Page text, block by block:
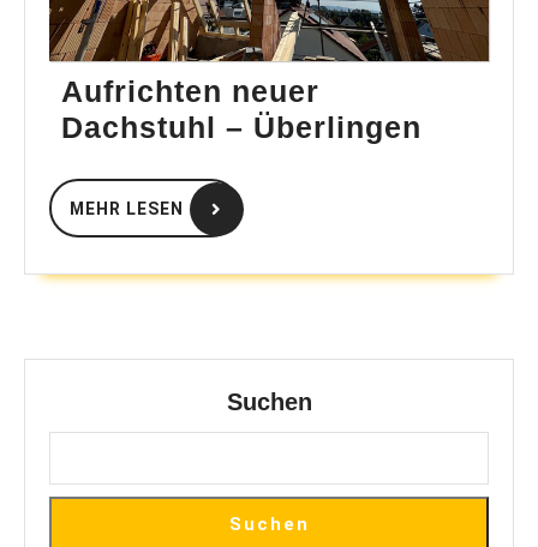
Aufrichten neuer
Dachstuhl – Überlingen
MEHR LESEN
MEHR
LESEN
Suchen
Suchen